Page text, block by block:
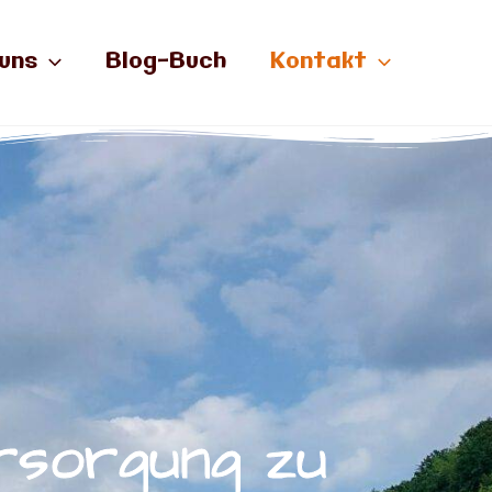
Blog-Buch Kontakt
zu